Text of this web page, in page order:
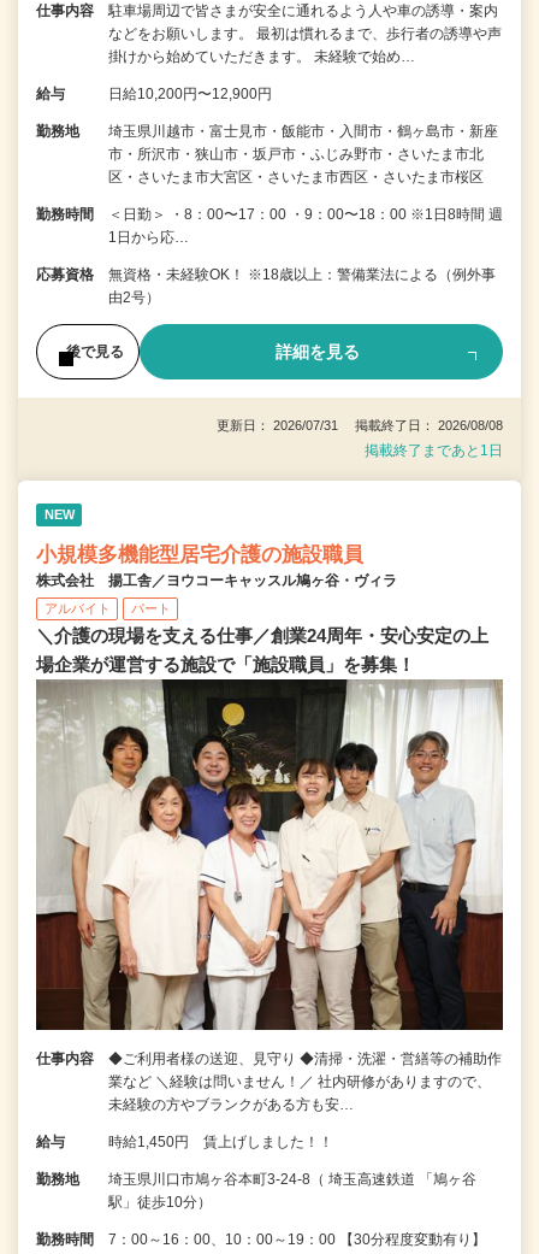
仕事内容
駐車場周辺で皆さまが安全に通れるよう人や車の誘導・案内
などをお願いします。 最初は慣れるまで、歩行者の誘導や声
掛けから始めていただきます。 未経験で始め…
給与 日給10,200円〜12,900円
勤務地
埼玉県川越市・富士見市・飯能市・入間市・鶴ヶ島市・新座
市・所沢市・狭山市・坂戸市・ふじみ野市・さいたま市北
区・さいたま市大宮区・さいたま市西区・さいたま市桜区
勤務時間
＜日勤＞ ・8：00〜17：00 ・9：00〜18：00 ※1日8時間 週
1日から応…
応募資格
無資格・未経験OK！ ※18歳以上：警備業法による（例外事
由2号）
後で見る 詳細を見る
更新日： 2026/07/31 掲載終了日： 2026/08/08
掲載終了まであと1日
NEW
小規模多機能型居宅介護の施設職員
株式会社 揚工舎／ヨウコーキャッスル鳩ヶ谷・ヴィラ
アルバイト パート
＼介護の現場を支える仕事／創業24周年・安心安定の上
場企業が運営する施設で「施設職員」を募集！
仕事内容
◆ご利用者様の送迎、見守り ◆清掃・洗濯・営繕等の補助作
業など ＼経験は問いません！／ 社内研修がありますので、
未経験の方やブランクがある方も安…
給与 時給1,450円 賃上げしました！！
勤務地
埼玉県川口市鳩ヶ谷本町3-24-8（ 埼玉高速鉄道 「鳩ヶ谷
駅」徒歩10分）
勤務時間 7：00～16：00、10：00～19：00 【30分程度変動有り】